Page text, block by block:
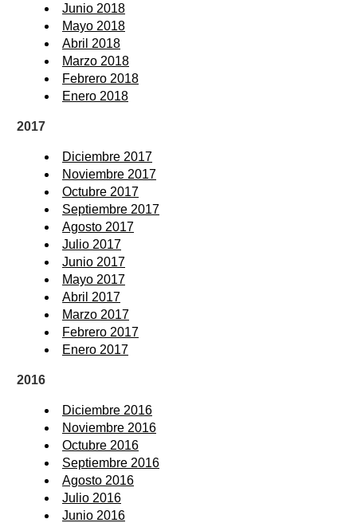
Junio 2018
Mayo 2018
Abril 2018
Marzo 2018
Febrero 2018
Enero 2018
2017
Diciembre 2017
Noviembre 2017
Octubre 2017
Septiembre 2017
Agosto 2017
Julio 2017
Junio 2017
Mayo 2017
Abril 2017
Marzo 2017
Febrero 2017
Enero 2017
2016
Diciembre 2016
Noviembre 2016
Octubre 2016
Septiembre 2016
Agosto 2016
Julio 2016
Junio 2016